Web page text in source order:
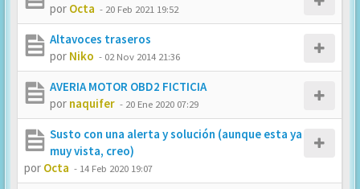
por Octa - 20 Feb 2021 19:52
Altavoces traseros
por Niko - 02 Nov 2014 21:36
AVERIA MOTOR OBD2 FICTICIA
por naquifer - 20 Ene 2020 07:29
Susto con una alerta y solución (aunque esta ya
muy vista, creo)
por Octa - 14 Feb 2020 19:07